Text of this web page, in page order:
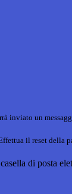
inviato un
il reset della
di posta